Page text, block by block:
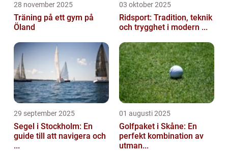
28 november 2025
Träning på ett gym på
Öland
03 oktober 2025
Ridsport: Tradition, teknik
och trygghet i modern ...
29 september 2025
Segel i Stockholm: En
guide till att navigera och
...
01 augusti 2025
Golfpaket i Skåne: En
perfekt kombination av
utman...